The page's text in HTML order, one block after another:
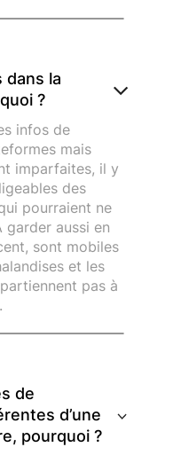
dans la
?
infos de
mais
imparfaites, il y
des
pourraient ne
garder aussi en
sont mobiles
et les
pas à
de
d’une
pourquoi ?